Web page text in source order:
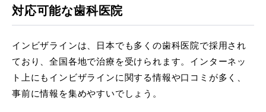
対応可能な歯科医院
インビザラインは、日本でも多くの歯科医院で採用され
ており、全国各地で治療を受けられます。インターネッ
ト上にもインビザラインに関する情報や口コミが多く、
事前に情報を集めやすいでしょう。